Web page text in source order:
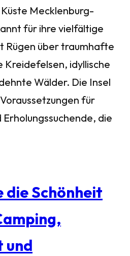
Mecklenburg-
für ihre vielfältige
Rügen über traumhafte
Kreidefelsen, idyllische
Wälder. Die Insel
für
die
die Schönheit
und